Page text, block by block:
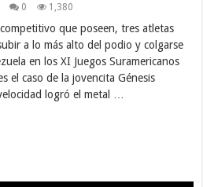
0 1,380
que poseen, tres atletas
a lo más alto del podio y colgarse
en los XI Juegos Suramericanos
el caso de la jovencita Génesis
logró el metal …